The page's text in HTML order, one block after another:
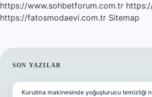
https://www.sohbetforum.com.tr
https://fatosmodaevi.com.tr Sitemap
SIDEBAR
SON YAZILAR
Kurutma makinesinde yoğuşturucu temizliği